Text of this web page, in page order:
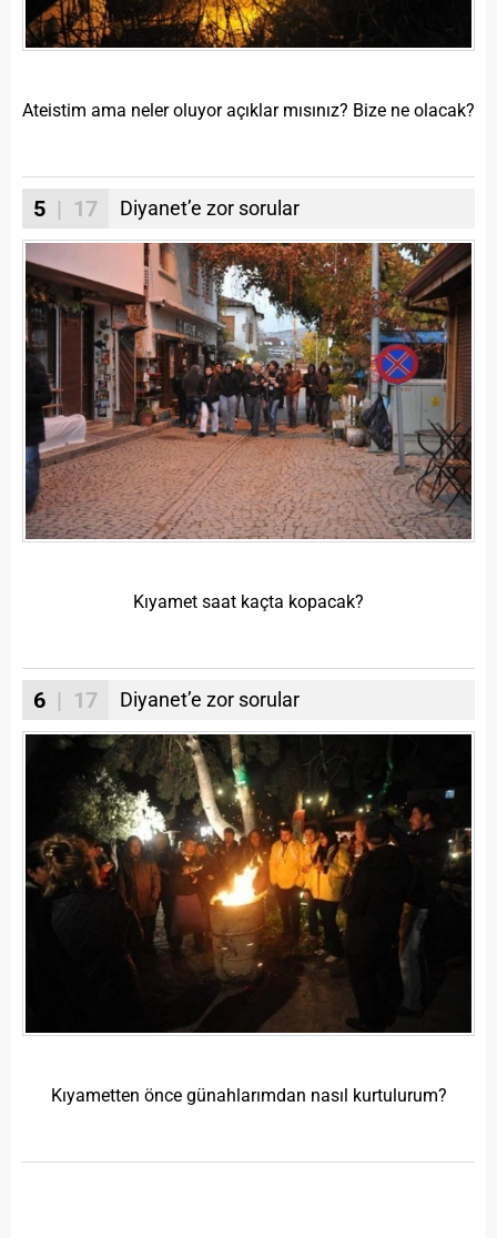
Ateistim ama neler oluyor açıklar mısınız? Bize ne olacak?
5 | 17 Diyanet’e zor sorular
Kıyamet saat kaçta kopacak?
6 | 17 Diyanet’e zor sorular
Kıyametten önce günahlarımdan nasıl kurtulurum?